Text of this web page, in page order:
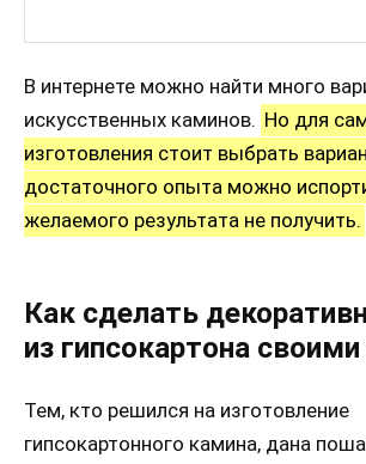
В интернете можно найти много
искусственных каминов. Но для
изготовления стоит выбрать
достаточного опыта можно
желаемого результата не получить.
Как сделать
из гипсокартона
Тем, кто решился на изготовление
гипсокартонного камина, дана